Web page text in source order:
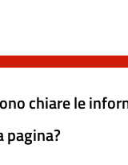
chiare le
pagina?